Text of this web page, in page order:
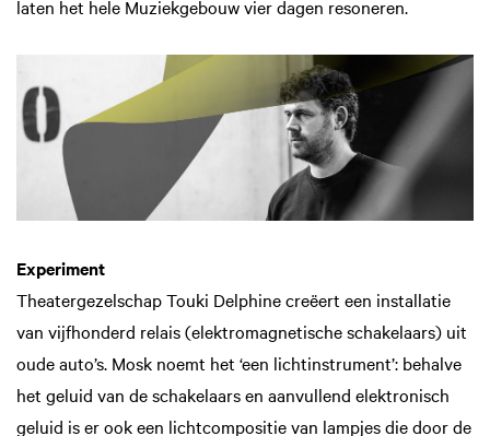
laten het hele Muziekgebouw vier dagen resoneren.
Experiment
Theatergezelschap Touki Delphine creëert een installatie
van vijfhonderd relais (elektromagnetische schakelaars) uit
oude auto’s. Mosk noemt het ‘een lichtinstrument’: behalve
het geluid van de schakelaars en aanvullend elektronisch
geluid is er ook een lichtcompositie van lampjes die door de